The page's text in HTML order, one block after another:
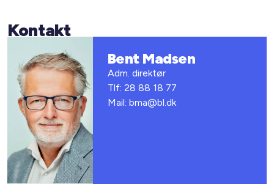
Kontakt
Bent Madsen
Adm. direktør
Tlf: 28 88 18 77
Mail: bma@bl.dk